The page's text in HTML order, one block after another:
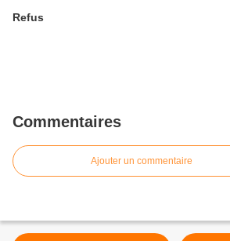
Refus
Commentaires
Ajouter un commentaire